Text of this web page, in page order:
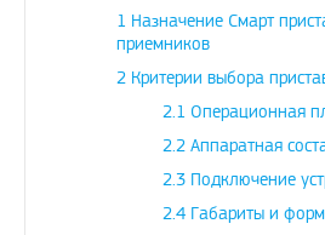
Поздравляю,
1 Назначение Смарт
приемников
2 Критерии выбора
2.1 Операционная
2.2Аппаратная
2.3Подключение
2.4Габариты и